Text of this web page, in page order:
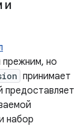
и
прежним, но
принимает
предоставляет
набор